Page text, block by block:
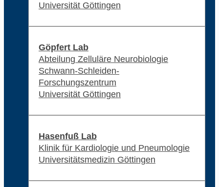
Universität Göttingen
Göpfert Lab
Abteilung Zelluläre Neurobiologie
Schwann-Schleiden-
Forschungszentrum
Universität Göttingen
Hasenfuß Lab
Klinik für Kardiologie und Pneumologie
Universitätsmedizin Göttingen